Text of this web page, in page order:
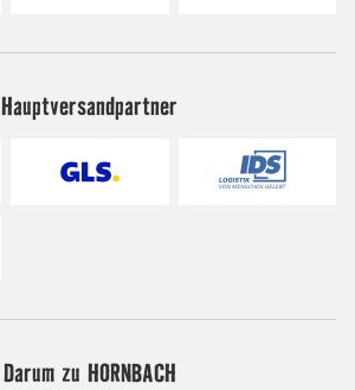
Hauptversandpartner
Darum zu HORNBACH